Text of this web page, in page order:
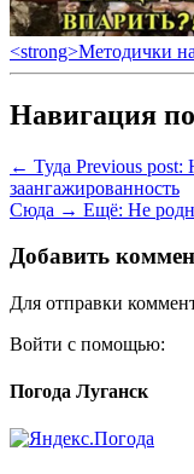
<strong>Методички
Навигация
← Туда Previous post:
заангажированность
Сюда → Ещё: Не
Добавить
Для отправки
Войти с помощью:
Погода Луганск